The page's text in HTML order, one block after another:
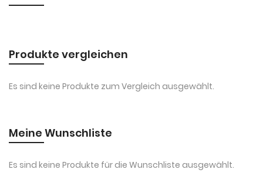
Produkte vergleichen
Es sind keine Produkte zum Vergleich ausgewählt.
Meine Wunschliste
Es sind keine Produkte für die Wunschliste ausgewählt.